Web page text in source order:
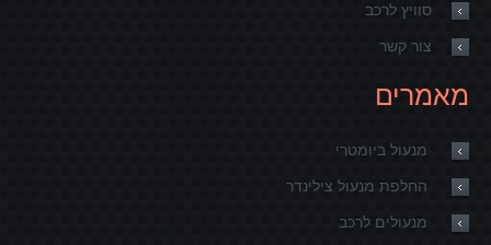
סוויץ לרכב
צור קשר
מאמרים
מנעול ביומטרי
החלפת מנעול צילינדר
מנעולים לרכב